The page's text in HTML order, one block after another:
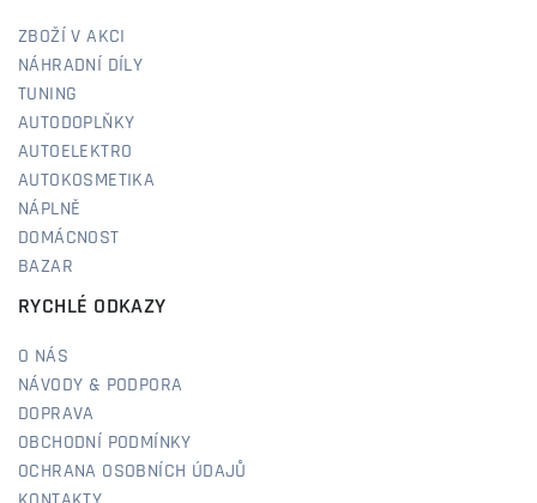
ZBOŽÍ V AKCI
NÁHRADNÍ DÍLY
TUNING
AUTODOPLŇKY
AUTOELEKTRO
AUTOKOSMETIKA
NÁPLNĚ
DOMÁCNOST
BAZAR
RYCHLÉ ODKAZY
O NÁS
NÁVODY & PODPORA
DOPRAVA
OBCHODNÍ PODMÍNKY
OCHRANA OSOBNÍCH ÚDAJŮ